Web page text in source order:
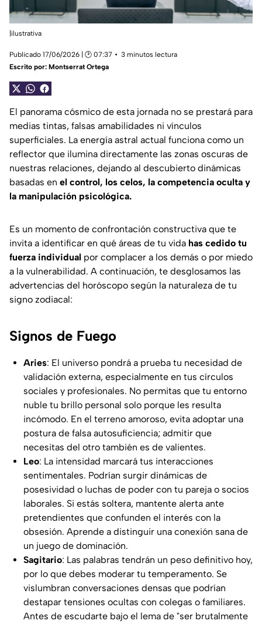
|ilustrativa
Publicado 17/06/2026 | 🕑 07:37
3 minutos lectura
Escrito por: Montserrat Ortega
El panorama cósmico de esta jornada no se prestará para
medias tintas, falsas amabilidades ni vínculos
superficiales. La energía astral actual funciona como un
reflector que ilumina directamente las zonas oscuras de
nuestras relaciones, dejando al descubierto dinámicas
basadas en el control, los celos, la competencia oculta y
la manipulación psicológica.
Es un momento de confrontación constructiva que te
invita a identificar en qué áreas de tu vida has cedido tu
fuerza individual por complacer a los demás o por miedo
a la vulnerabilidad. A continuación, te desglosamos las
advertencias del horóscopo según la naturaleza de tu
signo zodiacal:
Signos de Fuego
Aries: El universo pondrá a prueba tu necesidad de
validación externa, especialmente en tus círculos
sociales y profesionales. No permitas que tu entorno
nuble tu brillo personal solo porque les resulta
incómodo. En el terreno amoroso, evita adoptar una
postura de falsa autosuficiencia; admitir que
necesitas del otro también es de valientes.
Leo: La intensidad marcará tus interacciones
sentimentales. Podrían surgir dinámicas de
posesividad o luchas de poder con tu pareja o socios
laborales. Si estás soltera, mantente alerta ante
pretendientes que confunden el interés con la
obsesión. Aprende a distinguir una conexión sana de
un juego de dominación.
Sagitario: Las palabras tendrán un peso definitivo hoy,
por lo que debes moderar tu temperamento. Se
vislumbran conversaciones densas que podrían
destapar tensiones ocultas con colegas o familiares.
Antes de escudarte bajo el lema de "ser brutalmente